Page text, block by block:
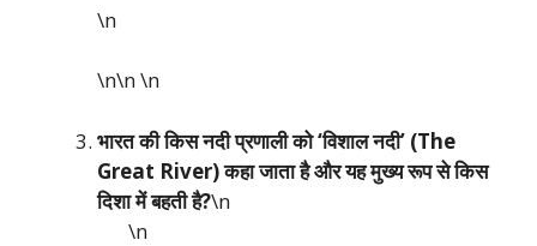
\n
\n\n\n
भारत की किस नदी प्रणाली को ‘विशाल नदी’ (The
Great River) कहा जाता है और यह मुख्य रूप से किस
दिशा में बहती है?\n
\n